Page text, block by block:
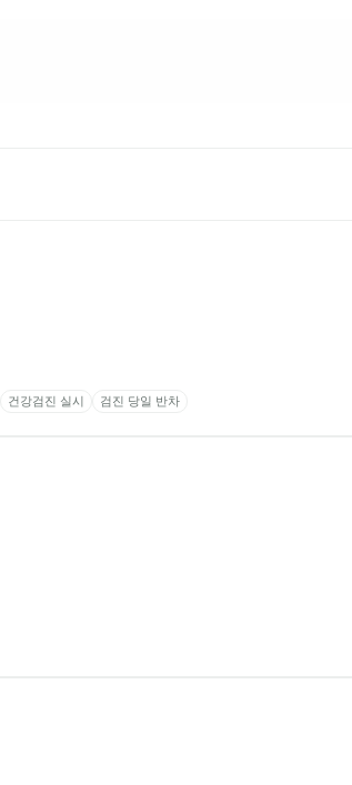
건강검진 실시 검진 당일 반차